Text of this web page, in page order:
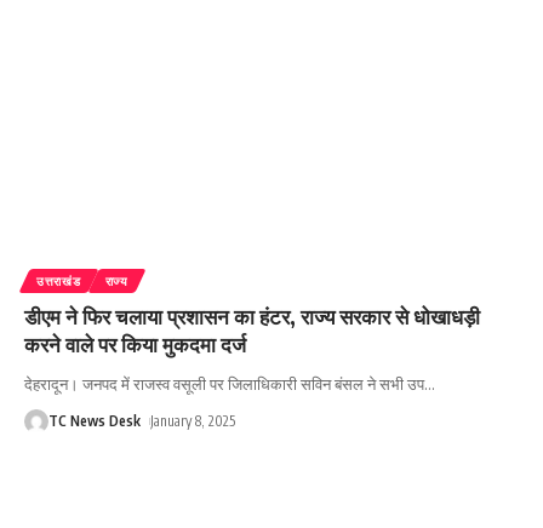
उत्तराखंड राज्य
डीएम ने फिर चलाया प्रशासन का हंटर, राज्य सरकार से धोखाधड़ी
करने वाले पर किया मुकदमा दर्ज
देहरादून। जनपद में राजस्व वसूली पर जिलाधिकारी सविन बंसल ने सभी उप…
TC News Desk January 8, 2025